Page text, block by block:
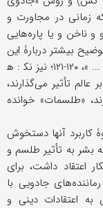
زمانی در مجاورت و
ناخن و یا پاره‌هایی
می‌کردند (فریزر، ۱۵؛ برای توضیح بیشتر دربارۀ این
دو روش و مثالهای آن، ﻧﻜ : بلوکباشی، «دیدگاهها ... »، ۱۲۰-۱۲۱؛ نیز ﻧﻜ : ﻫ
تأثیر می‌گذارند،
«طلسمات» خوانده
کاربرد آنها دستخوش
بشر به تأثیر طلسم و
اعتقاد داشت، برای
جادویی با
اعتقادات دینی و